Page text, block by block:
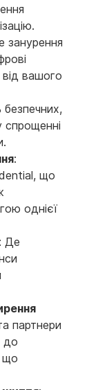
занурення
від вашого
безпечних,
спрощенні
:
що
однієї
: Де
партнери
до
що